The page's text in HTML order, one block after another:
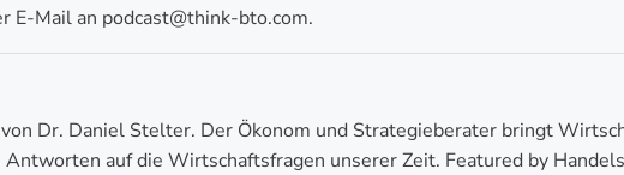
E-Mail an podcast@think-bto.com.
Dr. Daniel Stelter. Der Ökonom und Strategieberater bringt
auf die Wirtschaftsfragen unserer Zeit. Featured by